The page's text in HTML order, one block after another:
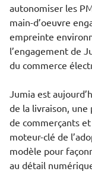
autonomiser les
main-d’oeuvre
empreinte
l’engagement de
du commerce
Jumia est
de la livraison,
de commerçants
moteur-clé de
modèle pour
au détail